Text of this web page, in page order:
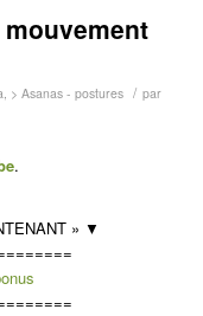
, > Asanas - postures / par
.
» ▼